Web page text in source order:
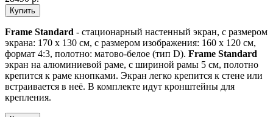
Frame Standard - стационарный настенный экран, с размером
экрана: 170 x 130 см, с размером изображения: 160 x 120 см,
формат 4:3, полотно: матово-белое (тип D). Frame Standard
экран на алюминиевой раме, с шириной рамы 5 см, полотно
крепится к раме кнопками. Экран легко крепится к стене или
встраивается в неё. В комплекте идут кронштейны для
крепления.